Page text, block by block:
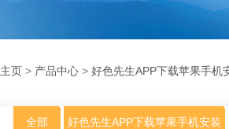
主页> 产品中心> 好色先生APP下载苹果手机
全部 好色先生APP下载苹果手机安装